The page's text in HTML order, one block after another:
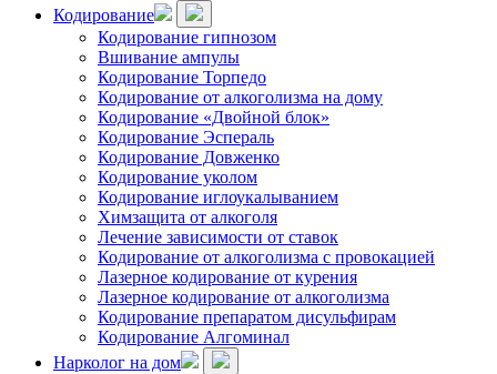
Кодирование
Кодирование гипнозом
Вшивание ампулы
Кодирование Торпедо
Кодирование от алкоголизма на дому
Кодирование «Двойной блок»
Кодирование Эспераль
Кодирование Довженко
Кодирование уколом
Кодирование иглоукалыванием
Химзащита от алкоголя
Лечение зависимости от ставок
Кодирование от алкоголизма с провокацией
Лазерное кодирование от курения
Лазерное кодирование от алкоголизма
Кодирование препаратом дисульфирам
Кодирование Алгоминал
Нарколог на дом